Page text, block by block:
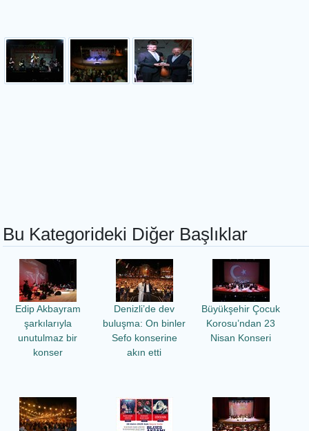
Bu Kategorideki Diğer Başlıklar
Edip Akbayram
şarkılarıyla
unutulmaz bir
konser
Denizli’de dev
buluşma: On binler
Sefo konserine
akın etti
Büyükşehir Çocuk
Korosu’ndan 23
Nisan Konseri